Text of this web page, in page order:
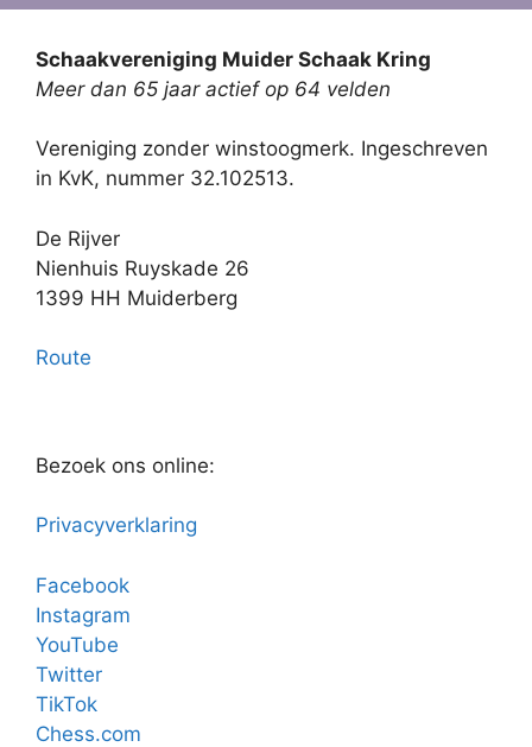
Schaakvereniging Muider Schaak Kring
Meer dan 65 jaar actief op 64 velden
Vereniging zonder winstoogmerk. Ingeschreven
in KvK, nummer 32.102513.
De Rijver
Nienhuis Ruyskade 26
1399 HH Muiderberg
Route
Bezoek ons online:
Privacyverklaring
Facebook
Instagram
YouTube
Twitter
TikTok
Chess.com